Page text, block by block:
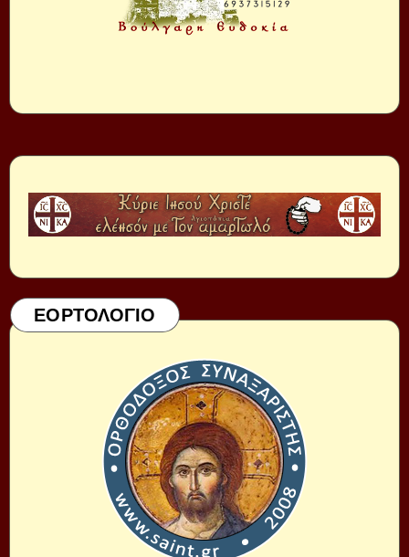
ΕΟΡΤΟΛΟΓΙΟ